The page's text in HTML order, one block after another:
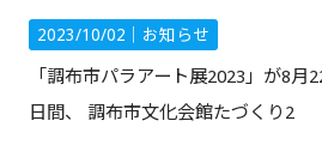
2023/10/02｜ お知らせ
「調布市パラアート展2023」が8月
日間、 調布市文化会館たづくり2